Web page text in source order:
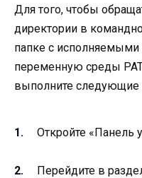
Для того, чтобы
директории в
папке с исполняемыми
переменную среды
выполните следующие
Откройте «Панель
Перейдите в